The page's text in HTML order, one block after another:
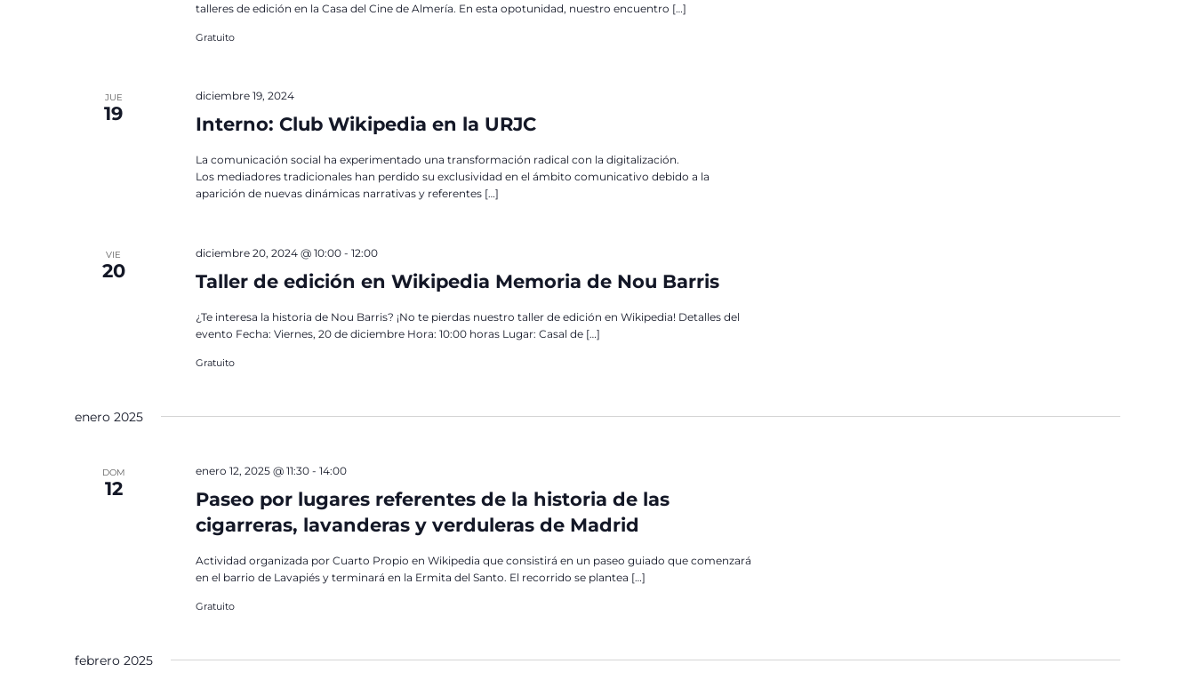
talleres de edición en la Casa del Cine de Almería. En esta opotunidad, nuestro encuentro […]
Gratuito
JUE
19 Interno: Club Wikipedia en la URJC
diciembre 19, 2024
La comunicación social ha experimentado una transformación radical con la digitalización.
Los mediadores tradicionales han perdido su exclusividad en el ámbito comunicativo debido a la
aparición de nuevas dinámicas narrativas y referentes […]
VIE
20 Taller de edición en Wikipedia Memoria de Nou Barris
diciembre 20, 2024 @ 10:00- 12:00
¿Te interesa la historia de Nou Barris? ¡No te pierdas nuestro taller de edición en Wikipedia! Detalles del
evento Fecha: Viernes, 20 de diciembre Hora: 10:00 horas Lugar: Casal de […]
Gratuito
enero 2025
DOM
12
Paseo por lugares referentes de la historia de las
cigarreras, lavanderas y verduleras de Madrid
enero 12, 2025 @ 11:30- 14:00
Actividad organizada por Cuarto Propio en Wikipedia que consistirá en un paseo guiado que comenzará
en el barrio de Lavapiés y terminará en la Ermita del Santo. El recorrido se plantea […]
Gratuito
febrero 2025